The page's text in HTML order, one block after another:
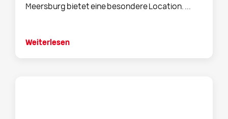
Meersburg bietet eine besondere Location. ...
Weiterlesen